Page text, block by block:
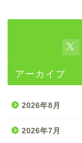
アーカイブ
2026年8月
2026年7月